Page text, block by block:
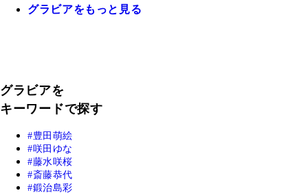
グラビアをもっと見る
グラビアを
キーワードで探す
豊田萌絵
咲田ゆな
藤水咲桜
斎藤恭代
鍛治島彩